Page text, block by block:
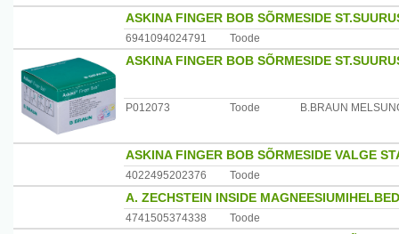
ASKINA FINGER BOB SÕRMESIDE
6941094024791 Toode
ASKINA FINGER BOB SÕRMESIDE
P012073 Toode B.BRAUN
ASKINA FINGER BOB SÕRMESIDE VALGE
4022495202376 Toode
A. ZECHSTEIN INSIDE
4741505374338 Toode